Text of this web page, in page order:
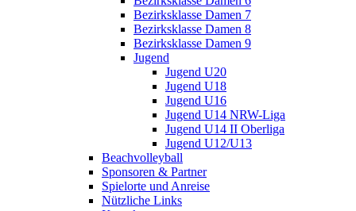
Bezirksklasse Damen 7
Bezirksklasse Damen 8
Bezirksklasse Damen 9
Jugend
Jugend U20
Jugend U18
Jugend U16
Jugend U14 NRW-Liga
Jugend U14 II Oberliga
Jugend U12/U13
Beachvolleyball
Sponsoren & Partner
Spielorte und Anreise
Nützliche Links